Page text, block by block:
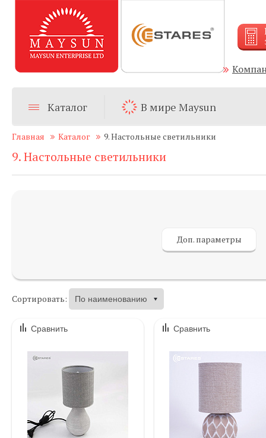
Каталог В мире Maysun
Главная Каталог 9. Настольные светильники
9. Настольные светильники
Доп. параметры
Сортировать:
Сравнить Сравнить